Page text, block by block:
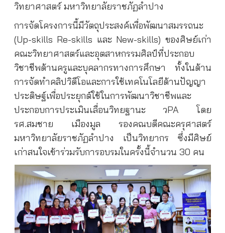
วิทยาศาสตร์ มหาวิทยาลัยราชภัฏลำปาง
การจัดโครงการนี้มีวัตถุประสงค์เพื่อพัฒนาสมรรถนะ
(Up-skills Re-skills และ New-skills) ของศิษย์เก่า
คณะวิทยาศาสตร์และอุตสาหกรรมศิลป์ที่ประกอบ
วิชาชีพด้านครูและบุคลากรทางการศึกษา ทั้งในด้าน
การจัดทำคลิปวิดีโอและการใช้เทคโนโลยีด้านปัญญา
ประดิษฐ์เพื่อประยุกต์ใช้ในการพัฒนาวิชาชีพและ
ประกอบการประเมินเลื่อนวิทยฐานะ วPA โดย
รศ.สมชาย เมืองมูล รองคณบดีคณะครุศาสตร์
มหาวิทยาลัยราชภัฏลำปาง เป็นวิทยากร ซึ่งมีศิษย์
เก่าสนใจเข้าร่วมรับการอบรมในครั้งนี้จำนวน 30 คน